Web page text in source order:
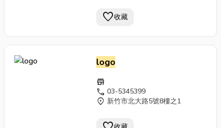
favorite收藏
logo
store
call 03-5345399
location_on 新竹市北大路5號8樓之1